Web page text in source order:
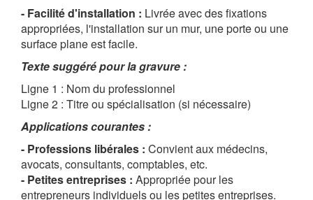
- Facilité d'installation : Livrée avec des fixations
appropriées, l'installation sur un mur, une porte ou une
surface plane est facile.
Texte suggéré pour la gravure :
Ligne 1 : Nom du professionnel
Ligne 2 : Titre ou spécialisation (si nécessaire)
Applications courantes :
- Professions libérales : Convient aux médecins,
avocats, consultants, comptables, etc.
- Petites entreprises : Appropriée pour les
entrepreneurs individuels ou les petites entreprises.